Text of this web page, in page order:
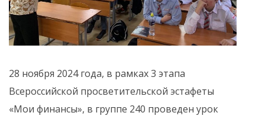
28 ноября 2024 года, в рамках 3 этапа
Всероссийской просветительской эстафеты
«Мои финансы», в группе 240 проведен урок